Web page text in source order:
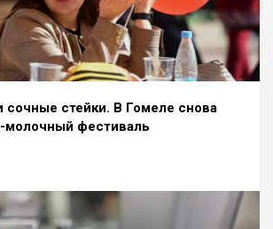
сочные стейки. В Гомеле снова
молочный фестиваль